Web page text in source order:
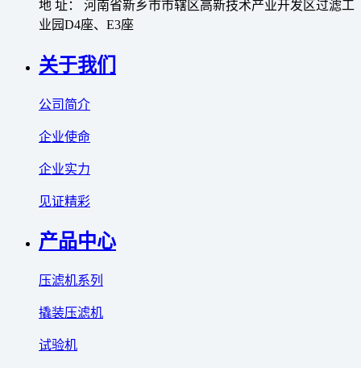
地 址： 河南省新乡市市辖区高新技术产业开发区过滤工
业园D4座、E3座
关于我们
公司简介
企业使命
企业实力
见证精彩
产品中心
压滤机系列
撬装压滤机
试验机